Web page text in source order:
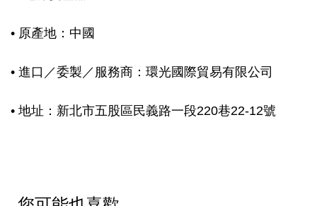
• 原產地：中國
• 進口／委製／服務商：環光國際貿易有限公司
• 地址：新北市五股區民義路一段220巷22-12號